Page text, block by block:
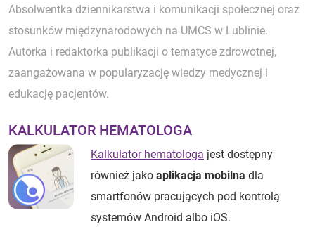
Absolwentka dziennikarstwa i komunikacji społecznej oraz
stosunków międzynarodowych na UMCS w Lublinie.
Autorka i redaktorka publikacji o tematyce zdrowotnej,
zaangażowana w popularyzację wiedzy medycznej i
edukację pacjentów.
KALKULATOR HEMATOLOGA
Kalkulator hematologa jest dostępny
również jako aplikacja mobilna dla
smartfonów pracujących pod kontrolą
systemów Android albo iOS.